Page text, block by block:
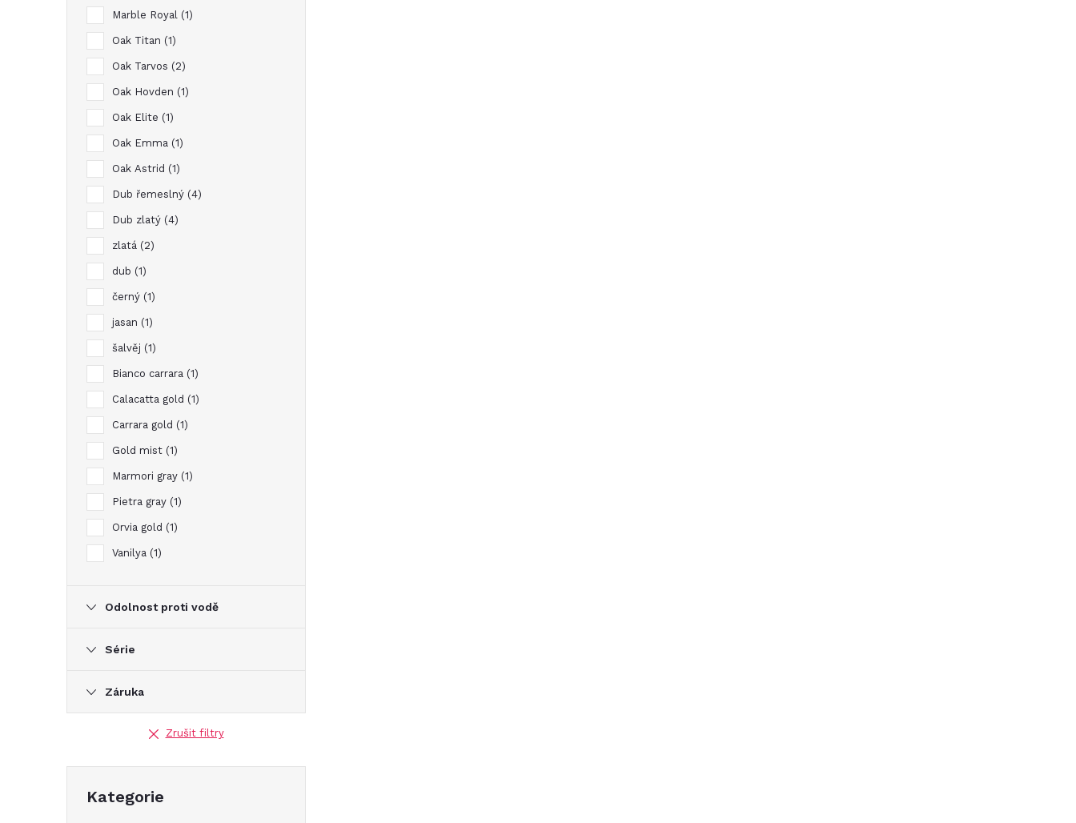
Marble Royal 1
Oak Titan 1
Oak Tarvos 2
Oak Hovden 1
Oak Elite 1
Oak Emma 1
Oak Astrid 1
Dub řemeslný 4
Dub zlatý 4
zlatá 2
dub 1
černý 1
jasan 1
šalvěj 1
Bianco carrara 1
Calacatta gold 1
Carrara gold 1
Gold mist 1
Marmori gray 1
Pietra gray 1
Orvia gold 1
Vanilya 1
Odolnost proti vodě
Série
Záruka
Zrušit filtry
kategorie
Kategorie